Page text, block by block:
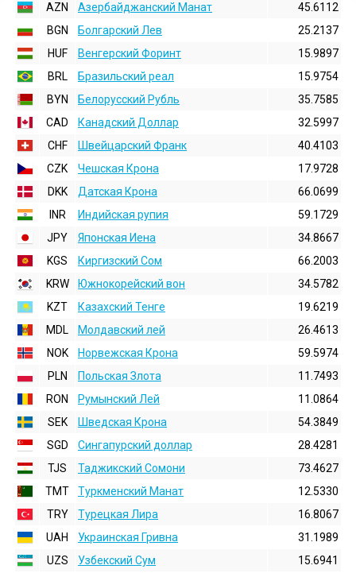
AZN
Азербайджанский Манат
45.6112
BGN
Болгарский Лев
25.2137
HUF
Венгерский Форинт
15.9897
BRL
Бразильский реал
15.9754
BYN
Белорусский Рубль
35.7585
CAD
Канадский Доллар
32.5997
CHF
Швейцарский Франк
40.4103
CZK
Чешская Крона
17.9728
DKK
Датская Крона
66.0699
INR
Индийская pупия
59.1729
JPY
Японская Иена
34.8667
KGS
Киргизский Сом
66.2003
KRW
Южнокорейский вон
34.5782
KZT
Казахский Тенге
19.6219
MDL
Молдавский лей
26.4613
NOK
Норвежская Крона
59.5974
PLN
Польская Злота
11.7493
RON
Румынский Лей
11.0864
SEK
Шведская Крона
54.3849
SGD
Сингапурский доллар
28.4281
TJS
Таджикский Сомони
73.4627
TMT
Туркменский Манат
12.5330
TRY
Турецкая Лира
16.8067
UAH
Украинская Гривна
31.1989
UZS
Узбекский Сум
15.6941